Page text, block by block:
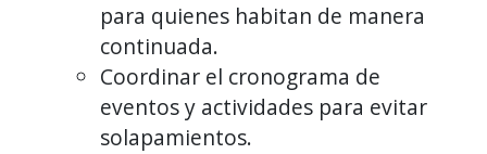
para quienes habitan de manera
continuada.
Coordinar el cronograma de
eventos y actividades para evitar
solapamientos.